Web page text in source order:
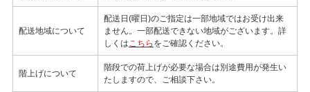
配送地域について
配送日(曜日)のご指定は一部地域ではお受け出来
ません。一部配送できない地域がございます。詳
しくはこちら をご確認ください。
階上げについて
階段での荷上げが必要な場合は別途費用が発生い
たしますので、ご相談下さい。